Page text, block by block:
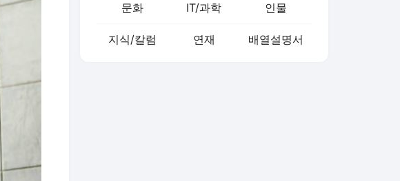
문화 IT/과학 인물
지식/칼럼 연재 배열설명서